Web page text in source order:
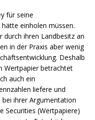
für seine
einholen müssen.
durch ihren Landbesitz an
in der Praxis aber wenig
Deshalb
Wertpapier betrachtet
auch ein
liefere und
bei ihrer Argumentation
Securities (Wertpapiere)